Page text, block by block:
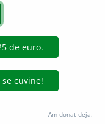
URMĂRI.
dexonline.ro)
de extragere automată
oferite oficial spre utilizare
Hosterion
Am donat deja.